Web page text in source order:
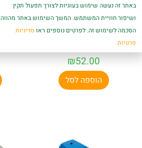
₪52.00
הוספה לסל
באתר זה נעשה שימוש בעוגיות לצורך תפעול תקין
ושיפור חוויית המשתמש. המשך השימוש באתר מהווה
הסכמה לשימוש זה. לפרטים נוספים ראו מדיניות
פרטיות.